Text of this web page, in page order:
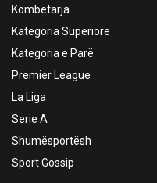
Kombëtarja
Kategoria Superiore
Kategoria e Parë
Premier League
La Liga
Serie A
Shumësportësh
Sport Gossip